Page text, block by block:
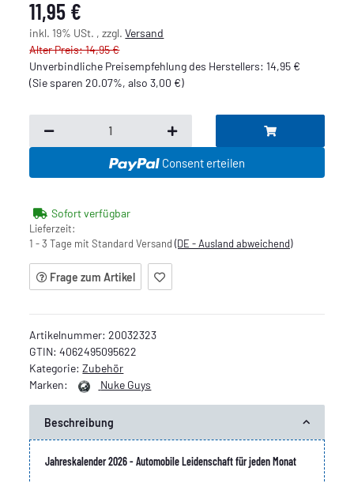
11,95 €
inkl. 19% USt. , zzgl.Versand
Alter Preis: 14,95 €
Unverbindliche Preisempfehlung des Herstellers:14,95 €
(Sie sparen20.07%, also3,00 €)
Consent erteilen
Sofort verfügbar
Lieferzeit:
1 - 3 Tage mit Standard Versand(DE - Ausland abweichend)
Frage zum Artikel
Artikelnummer:20032323
GTIN: 4062495095622
Kategorie:Zubehör
Marken:
Nuke Guys
Beschreibung
Jahreskalender 2026 - Automobile Leidenschaft für jeden Monat